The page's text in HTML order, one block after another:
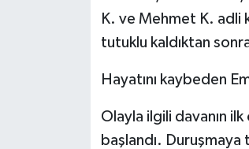
K. ve Mehmet K. adli
tutuklu kaldıktan
Hayatını kaybeden
Olayla ilgili davanın
başlandı. Duruşmaya